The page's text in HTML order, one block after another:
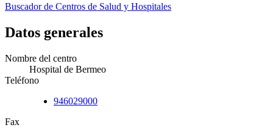
Buscador de Centros de Salud y Hospitales
Datos generales
Nombre del centro
Hospital de Bermeo
Teléfono
946029000
Fax